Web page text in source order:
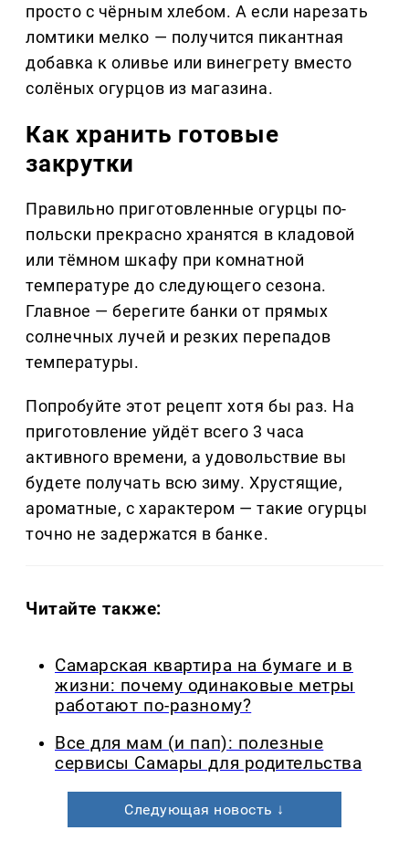
просто с чёрным хлебом. А если нарезать
ломтики мелко — получится пикантная
добавка к оливье или винегрету вместо
солёных огурцов из магазина.
Как хранить готовые
закрутки
Правильно приготовленные огурцы по-
польски прекрасно хранятся в кладовой
или тёмном шкафу при комнатной
температуре до следующего сезона.
Главное — берегите банки от прямых
солнечных лучей и резких перепадов
температуры.
Попробуйте этот рецепт хотя бы раз. На
приготовление уйдёт всего 3 часа
активного времени, а удовольствие вы
будете получать всю зиму. Хрустящие,
ароматные, с характером — такие огурцы
точно не задержатся в банке.
Читайте также:
Самарская квартира на бумаге и в
жизни: почему одинаковые метры
работают по-разному?
Все для мам (и пап): полезные
сервисы Самары для родительства
Следующая новость ↓